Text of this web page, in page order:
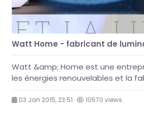
Watt Home - fabricant de
Watt &amp; Home est une
les énergies renouvelables et la
03 Jan 2015, 23:51 10570 views